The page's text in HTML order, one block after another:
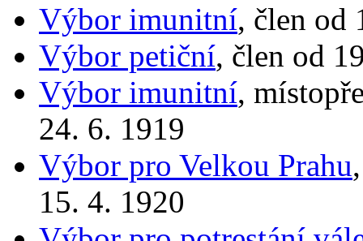
Výbor imunitní, člen od
Výbor petiční, člen od
Výbor imunitní,
24. 6. 1919
Výbor pro Velkou Prahu
15. 4. 1920